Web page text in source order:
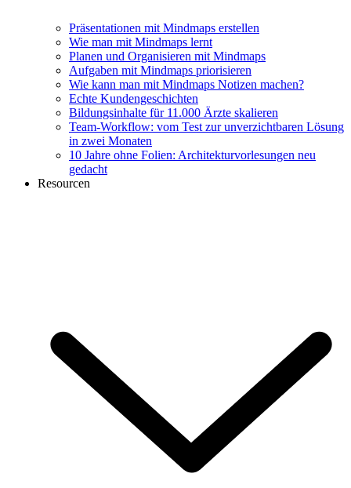
Präsentationen mit Mindmaps erstellen
Wie man mit Mindmaps lernt
Planen und Organisieren mit Mindmaps
Aufgaben mit Mindmaps priorisieren
Wie kann man mit Mindmaps Notizen machen?
Echte Kundengeschichten
Bildungsinhalte für 11.000 Ärzte skalieren
Team-Workflow: vom Test zur unverzichtbaren Lösung
in zwei Monaten
10 Jahre ohne Folien: Architekturvorlesungen neu
gedacht
Resourcen